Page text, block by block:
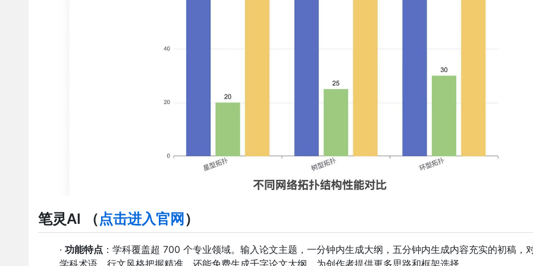
笔灵AI （点击进入官网）
· 功能特点 ：学科覆盖超 700 个专业领域。输入论文主题，一分钟内生成大纲，五分钟内生成内容充实的初稿，
学科术语、行文风格把握精准，还能免费生成千字论文大纲，为创作者提供更多思路和框架选择。